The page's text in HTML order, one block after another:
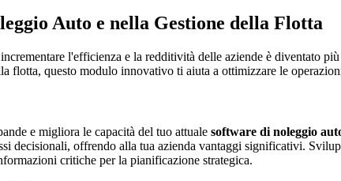
Auto e nella Gestione della Flotta
l'efficienza e la redditività delle aziende è diventato
flotta, questo modulo innovativo ti aiuta a ottimizzare le
e migliora le capacità del tuo attuale software di noleggio
decisionali, offrendo alla tua azienda vantaggi significativi.
critiche per la pianificazione strategica.